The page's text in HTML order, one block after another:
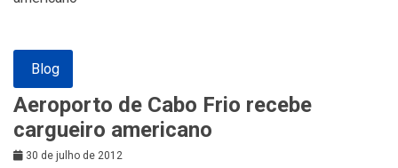
Blog
Aeroporto de Cabo Frio recebe
cargueiro americano
30 de julho de 2012